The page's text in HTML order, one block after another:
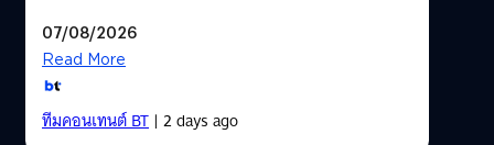
07/08/2026
Read More
ทีมคอนเทนต์ BT| 2 days ago